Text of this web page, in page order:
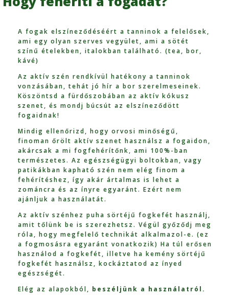
A fogak elszíneződéséért a tanninok a felelősek,
ami egy olyan szerves vegyület, ami a sötét
színű ételekben, italokban található. (tea, bor,
kávé)
Az aktív szén rendkívül hatékony a tanninok
vonzásában, tehát jó hír a bor szerelmeseinek.
Köszöntsd a fürdőszobában az aktív kókusz
szenet, és mondj búcsút az elszíneződött
fogaidnak!
Mindig ellenőrizd, hogy orvosi minőségű,
finoman őrölt aktív szenet használsz a fogaidon,
akárcsak a mi fogfehérítőnk, ami 100%-ban
természetes. Az egészségügyi boltokban, vagy
patikákban kapható szén nem elég finom a
fehérítéshez, így akár ártalmas is lehet a
zománcra és az ínyre egyaránt. Ezért nem
ajánljuk a használatát.
Az aktív szénhez puha sörtéjű fogkefét használj,
amit tőlünk be is szerezhetsz. Végül győződj meg
róla, hogy megfelelő technikát alkalmazol-e. (ez
a fogmosásra egyaránt vonatkozik) Ha túl erősen
használod a fogkefét, illetve ha kemény sörtéjű
fogkefét használsz, kockáztatod az ínyed
egészségét.
Elég az alapokból, beszéljünk a használatról.